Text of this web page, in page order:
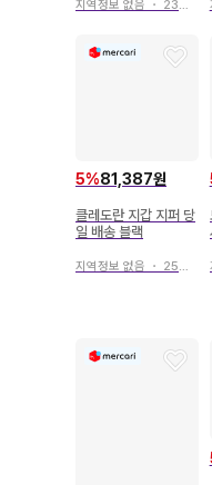
지역정보 없음 ・ 23일 전
5%81,387원
클레도란 지갑 지퍼 당
일 배송 블랙
지역정보 없음 ・ 25일 전